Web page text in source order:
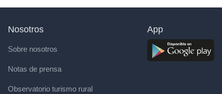
Nosotros
Sobre nosotros
Notas de prensa
Observatorio turismo rural
App